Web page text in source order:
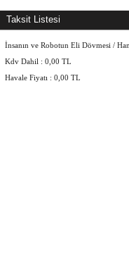
Taksit Listesi
İnsanın ve Robotun Eli Dövmesi /
Kdv Dahil : 0,00 TL
Havale Fiyatı : 0,00 TL